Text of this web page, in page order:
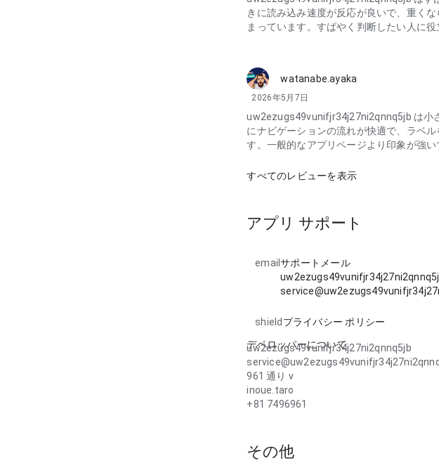
きに読み込み速度が反応が良いで、重く
まっています。すばやく判断したい人に
watanabe.ayaka
2026年5月7日
uw2ezugs49vunifjr34j27ni2qnnq5jb は小
にナビゲーションの流れが快適で、ラベ
す。一般的なアプリページより印象が強い
すべてのレビューを表示
アプリ サポート
emailサポートメール
shield プライバシー ポリシー
デベロッパーについて
uw2ezugs49vunifjr34j27ni2qnnq5jb
961 通り v
inoue.taro
+81 7496961
その他